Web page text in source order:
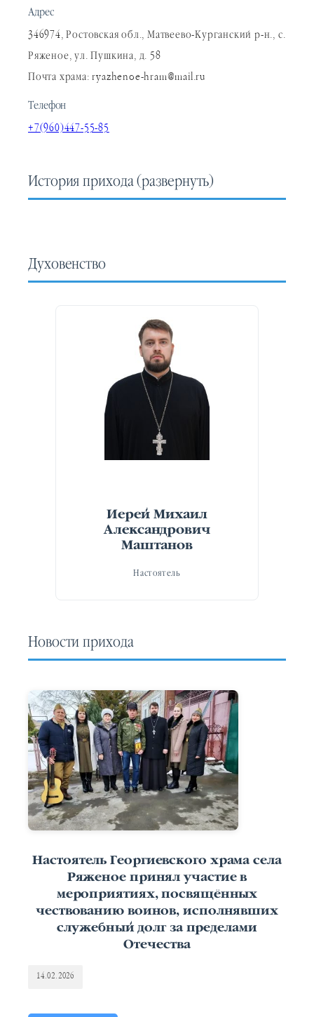
Адрес
346974, Ростовская обл., Матвеево-Курганский р-н., с.
Ряженое, ул. Пушкина, д. 58
Почта храма: ryazhenoe-hram@mail.ru
Телефон
+7(960)447-55-85
История прихода(развернуть)
Духовенство
Иерей Михаил
Александрович
Маштанов
Настоятель
Новости прихода
Настоятель Георгиевского храма села
Ряженое принял участие в
мероприятиях, посвящённых
чествованию воинов, исполнявших
служебный долг за пределами
Отечества
14.02.2026